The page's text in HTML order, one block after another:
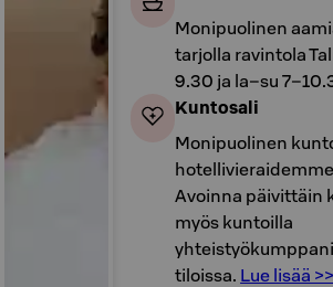
Monipuolinen
tarjolla ravintola
9.30 ja la–su
Kuntosali
Monipuolinen
Avoinna päivittäin
myös kuntoilla
tiloissa. Lue lisää >>